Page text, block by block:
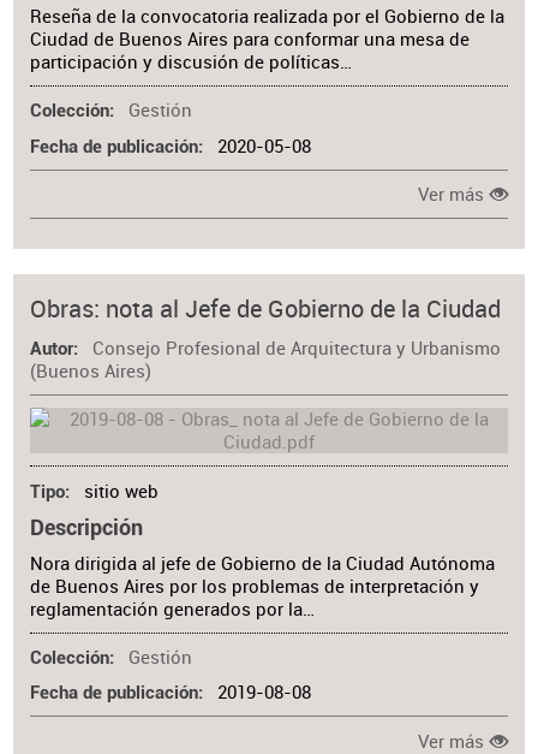
Reseña de la convocatoria realizada por el Gobierno de la
Ciudad de Buenos Aires para conformar una mesa de
participación y discusión de políticas…
Colección Gestión
Fecha de publicación 2020-05-08
Ver más
Obras: nota al Jefe de Gobierno de la Ciudad
Autor
Consejo Profesional de Arquitectura y Urbanismo
(Buenos Aires)
Tipo sitio web
Descripción
Nora dirigida al jefe de Gobierno de la Ciudad Autónoma
de Buenos Aires por los problemas de interpretación y
reglamentación generados por la…
Colección Gestión
Fecha de publicación 2019-08-08
Ver más